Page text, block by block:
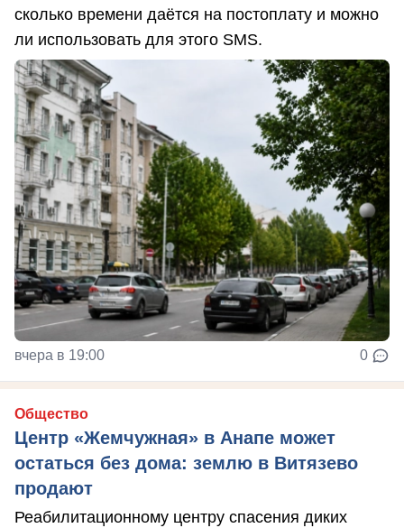
сколько времени даётся на постоплату и можно
ли использовать для этого SMS.
вчера в 19:00 0
Общество
Центр «Жемчужная» в Анапе может
остаться без дома: землю в Витязево
продают
Реабилитационному центру спасения диких